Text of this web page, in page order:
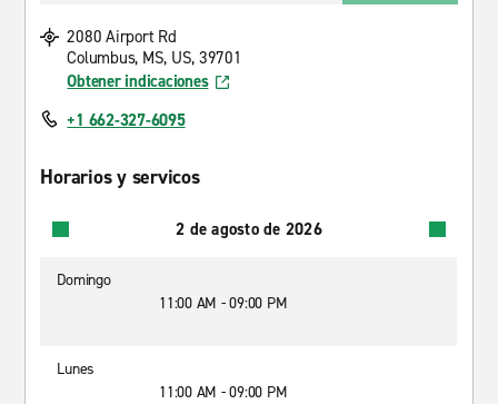
2080 Airport Rd
Columbus, MS, US, 39701
Obtener indicaciones
+1 662-327-6095
Horarios y servicos
2 de agosto de 2026
Domingo
11:00 AM - 09:00 PM
Lunes
11:00 AM - 09:00 PM